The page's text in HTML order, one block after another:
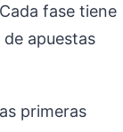
fase tiene
apuestas
primeras